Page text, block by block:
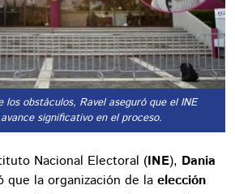
los obstáculos, Ravel aseguró que el INE
significativo en el proceso.
Nacional Electoral (INE), Dania
que la organización de la elección